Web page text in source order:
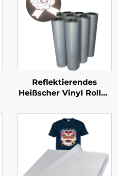
Reflektierendes
Heißscher Vinyl Rollen